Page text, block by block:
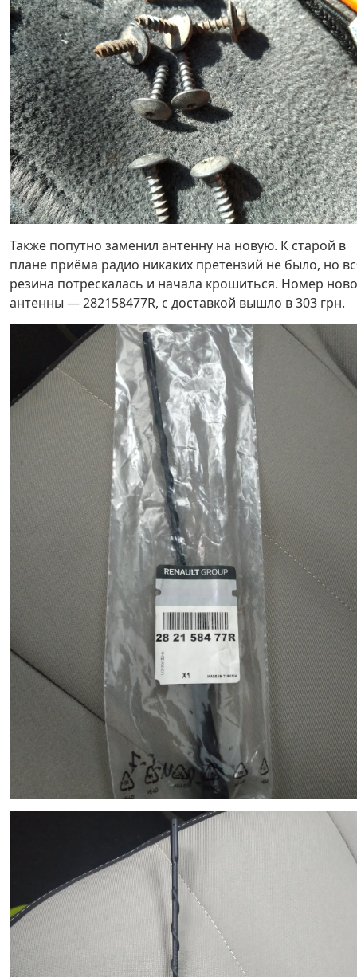
Также попутно заменил антенну на новую. К старой в
плане приёма радио никаких претензий не было, но
резина потрескалась и начала крошиться. Номер
антенны — 282158477R, с доставкой вышло в 303 грн.